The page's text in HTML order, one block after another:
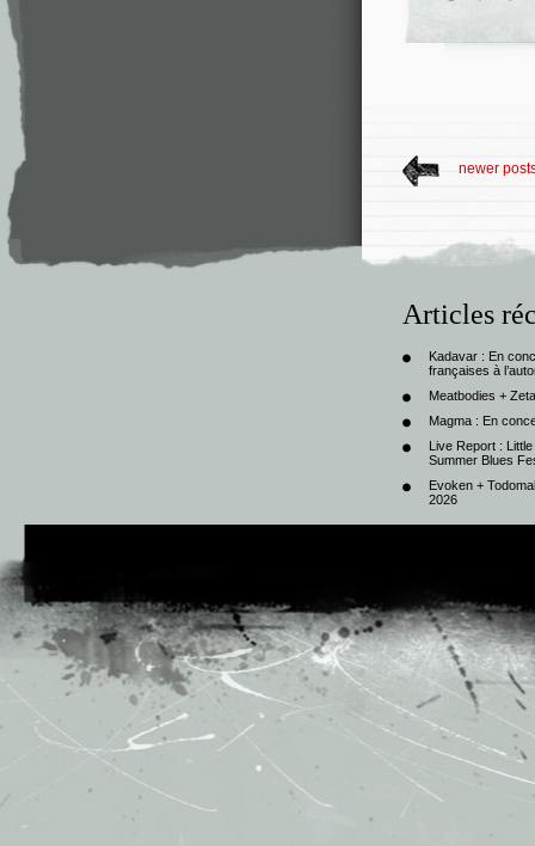
newer
Articles
Kadavar : En
françaises à
Meatbodies +
Magma : En
Live Report :
Summer Blues
Evoken +
2026